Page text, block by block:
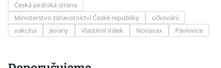
Česká pirátská strana
Ministerstvo zdravotnictví České republiky
očkování
vakcína
Jevany Vlastimil Válek Novavax Pavlovice